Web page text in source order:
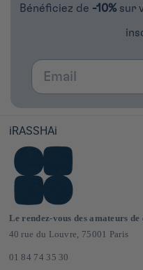
Bénéficiez de -10% sur
Email
iRASSHAi
Le rendez-vous des amateurs
40 rue du Louvre, 75001 Paris
01 84 74 35 30